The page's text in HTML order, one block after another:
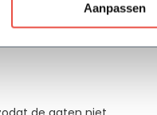
Aanpassen